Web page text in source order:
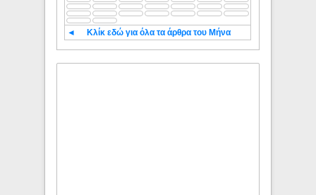
◄ Κλίκ εδώ για όλα τα άρθρα του Μήνα